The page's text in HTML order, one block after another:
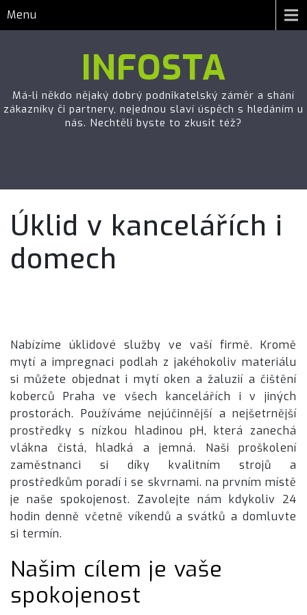
Menu
INFOSTA
Má-li někdo nějaký dobrý podnikatelský záměr a shání
zákazníky či partnery, nejednou slaví úspěch s hledáním u
nás. Nechtěli byste to zkusit též?
Úklid v kancelářích i
domech
Nabízíme úklidové služby ve vaší firmě. Kromě
mytí a impregnaci podlah z jakéhokoliv materiálu
si můžete objednat i mytí oken a žaluzií a čištění
koberců Praha ve všech kancelářích i v jiných
prostorách. Používáme nejúčinnější a nejšetrnější
prostředky s nízkou hladinou pH, která zanechá
vlákna čistá, hladká a jemná. Naši proškolení
zaměstnanci si díky kvalitním strojů a
prostředkům poradí i se skvrnami. na prvním místě
je naše spokojenost. Zavolejte nám kdykoliv 24
hodin denně včetně víkendů a svátků a domluvte
si termín.
Našim cílem je vaše
spokojenost